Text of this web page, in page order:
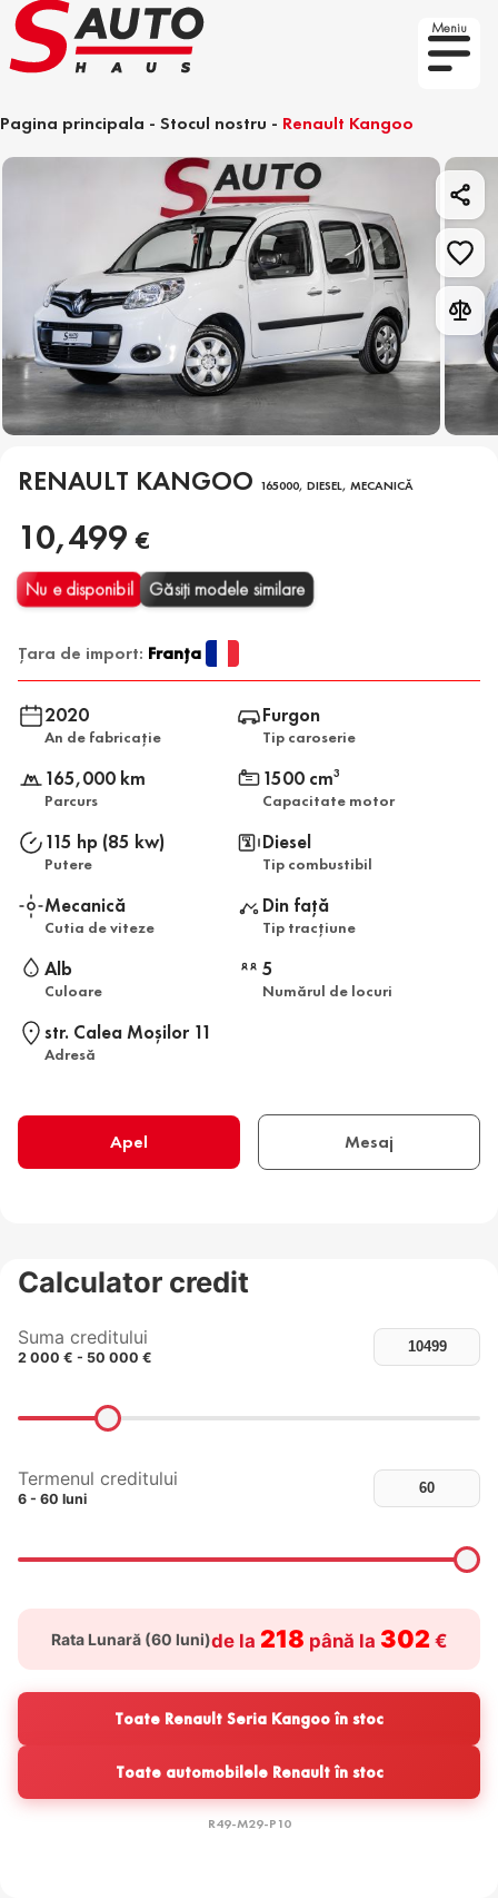
Meniu
Pagina principala - Stocul nostru - Renault Kangoo
RENAULT KANGOO 165000, DIESEL, MECANICĂ
10,499 €
Nu e disponibil Găsiți modele similare
Țara de import: Franța
2020
An de fabricație
Furgon
Tip caroserie
165,000 km
Parcurs
1500 cm3
Capacitate motor
115 hp (85 kw)
Putere
Diesel
Tip combustibil
Mecanică
Cutia de viteze
Din față
Tip tracțiune
Alb
Culoare
5
Numărul de locuri
str. Calea Moşilor 11
Adresă
Apel Mesaj
Calculator credit
Suma creditului
2 000 € - 50 000 €
Termenul creditului
6 - 60 luni
Rata Lunară (60 luni)de la 218 până la 302 €
Toate Renault Seria Kangoo în stoc
Toate automobilele Renault în stoc
R49-M29-P10